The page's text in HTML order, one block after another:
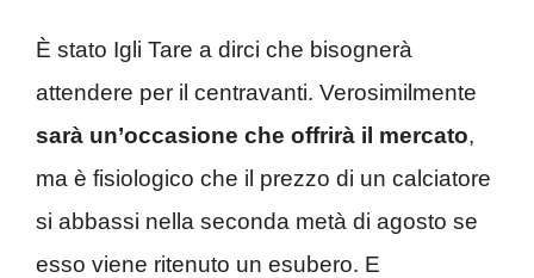
È stato Igli Tare a dirci che bisognerà
attendere per il centravanti. Verosimilmente
sarà un’occasione che offrirà il mercato,
ma è fisiologico che il prezzo di un calciatore
si abbassi nella seconda metà di agosto se
esso viene ritenuto un esubero. E